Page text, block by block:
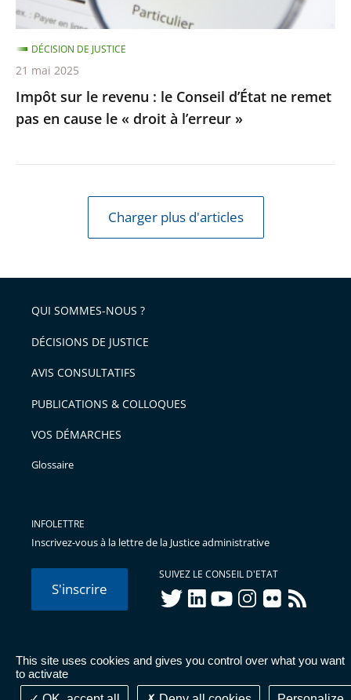
This site uses cookies and gives you control over what you want
to activate
ne
remet
pas
en
cause
le
Impôt sur le revenu : le Conseil d’État ne remet
pas en cause le « droit à l’erreur »
DÉCISION DE JUSTICE
21 mai 2025
Charger plus d'articles
QUI SOMMES-NOUS ?
DÉCISIONS DE JUSTICE
AVIS CONSULTATIFS
PUBLICATIONS & COLLOQUES
VOS DÉMARCHES
Glossaire
INFOLETTRE
Inscrivez-vous à la lettre de la Justice administrative
S'inscrire
SUIVEZ LE CONSEIL D'ETAT
twitterlinkedInyoutubeinstagram
flickr rss
© Conseil d'État 2026 - Mentions légales
Données
personnelles-Publications administratives-Accessibilité :
partiellement conforme